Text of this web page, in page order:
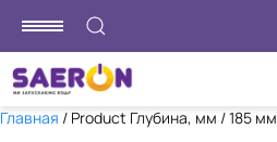
Главная / Product Глубина, мм / 185 мм